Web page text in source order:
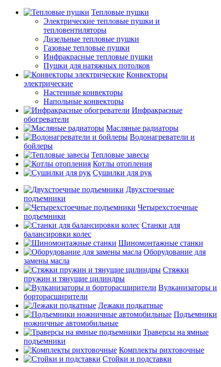
Тепловые пушки
Электрические тепловые пушки и
тепловентиляторы
Дизельные тепловые пушки
Газовые тепловые пушки
Инфракрасные тепловые пушки
Пушки для натяжных потолков
Конвекторы
электрические
Настенные конвекторы
Напольные конвекторы
Инфракрасные
обогреватели
Масляные радиаторы
Водонагреватели и
бойлеры
Тепловые завесы
Котлы отопления
Сушилки для рук
Двухстоечные
подъемники
Четырехстоечные
подъемники
Станки для
балансировки колес
Шиномонтажные станки
Оборудование для
замены масла
Стяжки
пружин и тянущие цилиндры
Вулканизаторы и
борторасширители
Лежаки подкатные
Подъемники
ножничные автомобильные
Траверсы на ямные
подъемники
Комплекты рихтовочные
Стойки и подставки